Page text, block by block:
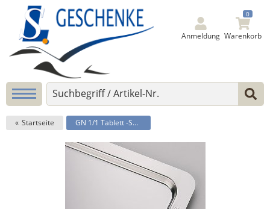
Anmeldung
0
Warenkorb
Startseite GN 1/1 Tablett -STAR-